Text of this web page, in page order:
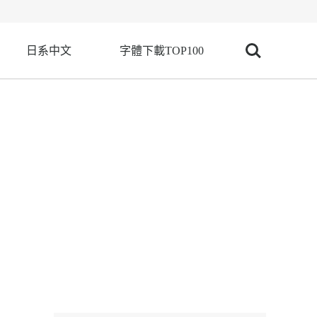
日系中文 字體下載TOP100